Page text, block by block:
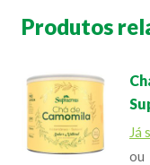
Produtos
Já
ou